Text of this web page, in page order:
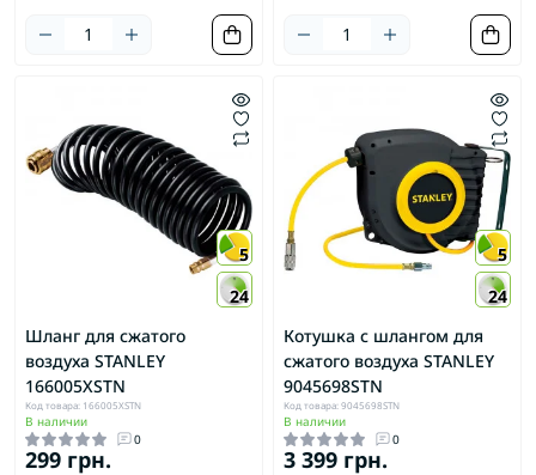
5
24
Шланг для сжатого
воздуха STANLEY
166005XSTN
Код товара: 166005XSTN
В наличии
0
299 грн.
5
24
Котушка с шлангом для
сжатого воздуха STANLEY
9045698STN
Код товара: 9045698STN
В наличии
0
3 399 грн.